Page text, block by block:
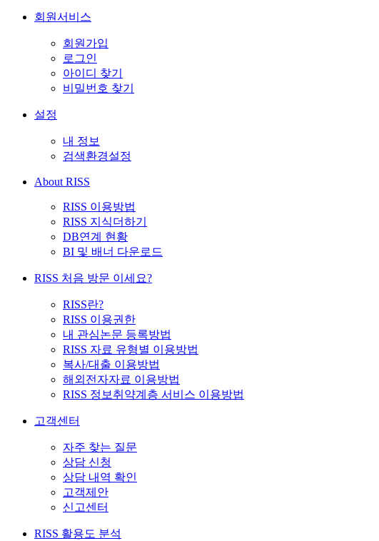
회원서비스
회원가입
로그인
아이디 찾기
비밀번호 찾기
설정
내 정보
검색환경설정
About RISS
RISS 이용방법
RISS 지식더하기
DB연계 현황
BI 및 배너 다운로드
RISS 처음 방문 이세요?
RISS란?
RISS 이용권한
내 관심논문 등록방법
RISS 자료 유형별 이용방법
복사/대출 이용방법
해외전자자료 이용방법
RISS 정보취약계층 서비스 이용방법
고객센터
자주 찾는 질문
상담 신청
상담 내역 확인
고객제안
신고센터
RISS 활용도 분석